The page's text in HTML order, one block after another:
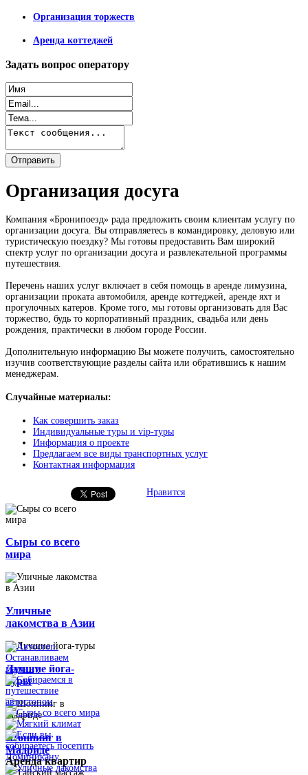
Организация торжеств
Аренда коттеджей
Задать вопрос оператору
Организация досуга
Компания «Бронипоезд» рада предложить своим клиентам услугу по
организации досуга. Вы отправляетесь в командировку, деловую или
туристическую поездку? Мы готовы предоставить Вам широкий
спектр услуг по организации досуга и развлекательной программы
путешествия.
Перечень наших услуг включает в себя помощь в аренде лимузина,
организации проката автомобиля, аренде коттеджей, аренде яхт и
прогулочных катеров. Кроме того, мы готовы организовать для Вас
торжество, будь то корпоративный праздник, свадьба или день
рождения, практически в любом городе России.
Дополнительную информацию Вы можете получить, самостоятельно
изучив соответствующие разделы сайта или обратившись к нашим
менеджерам.
Случайные материалы:
Как совершить заказ
Индивидуальные туры и vip-туры
Информация о проекте
Предлагаем все виды транспортных услуг
Контактная информация
Нравится
Сыры со всего
мира
Уличные
лакомства в Азии
Лучшие йога-
туры
Шоппинг в
Мадриде
Арендаквартир